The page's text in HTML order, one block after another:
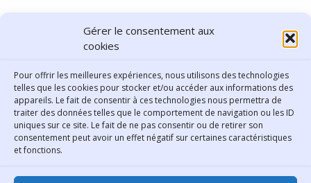
Gérer le consentement aux
cookies
Pour offrir les meilleures expériences, nous utilisons des technologies
telles que les cookies pour stocker et/ou accéder aux informations des
appareils. Le fait de consentir à ces technologies nous permettra de
traiter des données telles que le comportement de navigation ou les ID
uniques sur ce site. Le fait de ne pas consentir ou de retirer son
consentement peut avoir un effet négatif sur certaines caractéristiques
et fonctions.
PARTAGER CET ARTICLE